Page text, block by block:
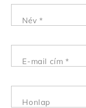
Név *
E-mail cím*
Honlap